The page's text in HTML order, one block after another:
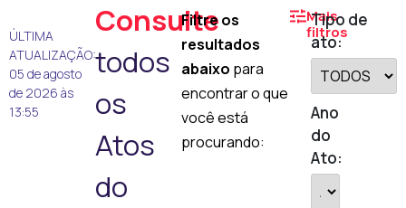
ÚLTIMA
ATUALIZAÇÃO:
05 de agosto
de 2026 às
13:55
Consulte
todos
os
Atos
do
Filtre os
resultados
abaixo para
encontrar o que
você está
procurando:
Mais
filtros
Tipo de
ato:
Ano
do
Ato: